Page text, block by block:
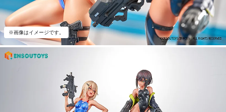
※画像はイメージです。